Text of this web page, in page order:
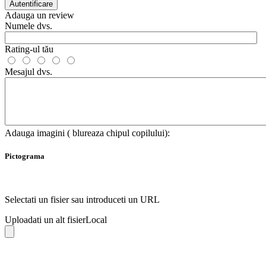
Autentificare
Adauga un review
Numele dvs.
Rating-ul tău
Mesajul dvs.
Adauga imagini ( blureaza chipul copilului):
Pictograma
Selectati un fisier sau introduceti un URL
Uploadati un alt fisierLocal